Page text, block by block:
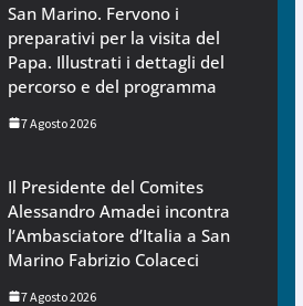
San Marino. Fervono i
preparativi per la visita del
Papa. Illustrati i dettagli del
percorso e del programma
7 Agosto 2026
Il Presidente del Comites
Alessandro Amadei incontra
l’Ambasciatore d’Italia a San
Marino Fabrizio Colaceci
7 Agosto 2026